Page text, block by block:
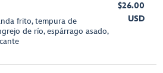
frito, tempura de
de río, espárrago asado,
$26.00
USD